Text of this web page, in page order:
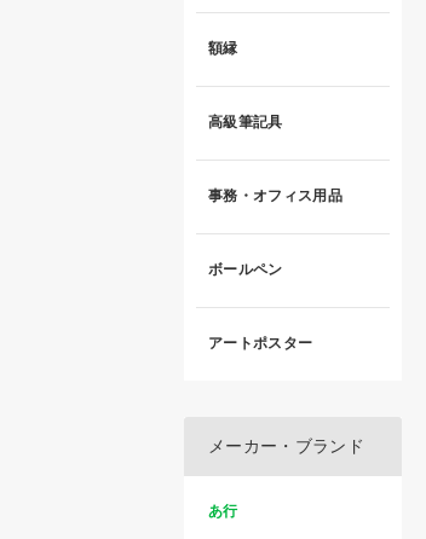
額縁
高級筆記具
事務・オフィス用品
ボールペン
アートポスター
メーカー・ブランド
あ行